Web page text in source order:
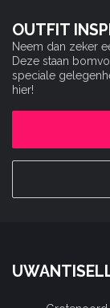
OUTFIT
Neem dan zeker
Deze staan
speciale
hier!